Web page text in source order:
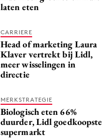
laten eten
CARRIERE
Head of marketing Laura
Klaver vertrekt bij Lidl,
meer wisselingen in
directie
MERKSTRATEGIE
Biologisch eten 66%
duurder, Lidl goedkoopste
supermarkt